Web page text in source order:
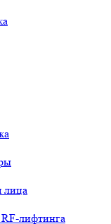
лица
лифтинга